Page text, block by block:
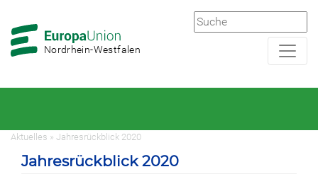
Hauptnavigation
Hauptbereich
Nordrhein-Westfalen
Aktuelles » Jahresrückblick 2020
Jahresrückblick 2020